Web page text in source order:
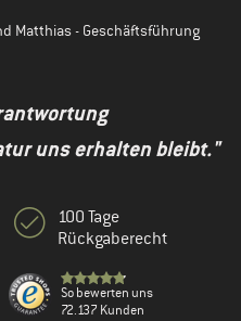
Matthias - Geschäftsführung
uns erhalten bleibt."
100 Tage
Rückgaberecht
So bewerten uns
72.137 Kunden